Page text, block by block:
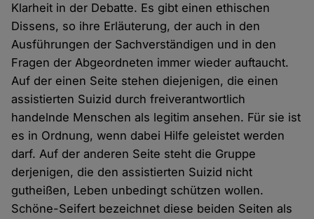
Klarheit in der Debatte. Es gibt einen ethischen
Dissens, so ihre Erläuterung, der auch in den
Ausführungen der Sachverständigen und in den
Fragen der Abgeordneten immer wieder auftaucht.
Auf der einen Seite stehen diejenigen, die einen
assistierten Suizid durch freiverantwortlich
handelnde Menschen als legitim ansehen. Für sie ist
es in Ordnung, wenn dabei Hilfe geleistet werden
darf. Auf der anderen Seite steht die Gruppe
derjenigen, die den assistierten Suizid nicht
gutheißen, Leben unbedingt schützen wollen.
Schöne-Seifert bezeichnet diese beiden Seiten als